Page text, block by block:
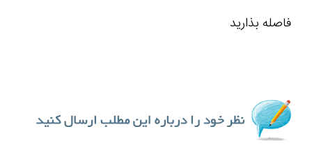
فاصله بذارید